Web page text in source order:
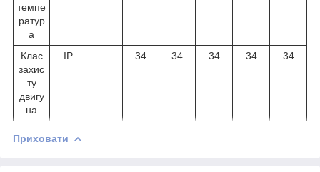
темпе
ратур
а
Клас
захис
ту
двигу
на
IP 34 34 34 34 34
Приховати